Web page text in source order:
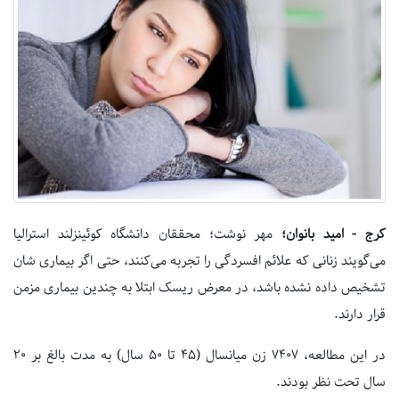
کرج - امید بانوان؛ مهر نوشت؛ محققان دانشگاه کوئینزلند استرالیا
می‌گویند زنانی که علائم افسردگی را تجربه می‌کنند، حتی اگر بیماری شان
تشخیص داده نشده باشد، در معرض ریسک ابتلا به چندین بیماری مزمن
قرار دارند.
در این مطالعه، ۷۴۰۷ زن میانسال (۴۵ تا ۵۰ سال) به مدت بالغ بر ۲۰
سال تحت نظر بودند.